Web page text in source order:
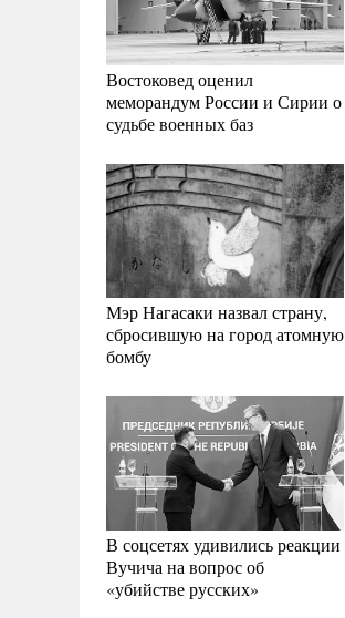
Востоковед оценил
меморандум России и Сирии о
судьбе военных баз
Мэр Нагасаки назвал страну,
сбросившую на город атомную
бомбу
В соцсетях удивились реакции
Вучича на вопрос об
«убийстве русских»